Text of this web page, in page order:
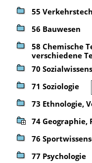
55
56 Bauwesen
58 Chemische
verschiedene
70
71 Soziologie
73 Ethnologie,
74 Geographie,
76
77 Psychologie